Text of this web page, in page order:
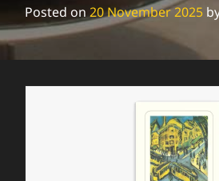
Posted on 20 November 2025